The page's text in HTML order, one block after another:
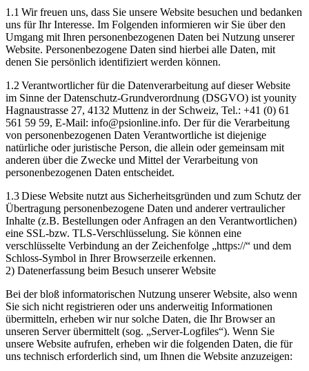
1.1 Wir freuen uns, dass Sie unsere Website besuchen und bedanken
uns für Ihr Interesse. Im Folgenden informieren wir Sie über den
Umgang mit Ihren personenbezogenen Daten bei Nutzung unserer
Website. Personenbezogene Daten sind hierbei alle Daten, mit
denen Sie persönlich identifiziert werden können.
1.2 Verantwortlicher für die Datenverarbeitung auf dieser Website
im Sinne der Datenschutz-Grundverordnung (DSGVO) ist younity
Hagnaustrasse 27, 4132 Muttenz in der Schweiz, Tel.: +41 (0) 61
561 59 59, E-Mail: info@psionline.info. Der für die Verarbeitung
von personenbezogenen Daten Verantwortliche ist diejenige
natürliche oder juristische Person, die allein oder gemeinsam mit
anderen über die Zwecke und Mittel der Verarbeitung von
personenbezogenen Daten entscheidet.
1.3 Diese Website nutzt aus Sicherheitsgründen und zum Schutz der
Übertragung personenbezogene Daten und anderer vertraulicher
Inhalte (z.B. Bestellungen oder Anfragen an den Verantwortlichen)
eine SSL-bzw. TLS-Verschlüsselung. Sie können eine
verschlüsselte Verbindung an der Zeichenfolge „https://“ und dem
Schloss-Symbol in Ihrer Browserzeile erkennen.
2) Datenerfassung beim Besuch unserer Website
Bei der bloß informatorischen Nutzung unserer Website, also wenn
Sie sich nicht registrieren oder uns anderweitig Informationen
übermitteln, erheben wir nur solche Daten, die Ihr Browser an
unseren Server übermittelt (sog. „Server-Logfiles“). Wenn Sie
unsere Website aufrufen, erheben wir die folgenden Daten, die für
uns technisch erforderlich sind, um Ihnen die Website anzuzeigen: